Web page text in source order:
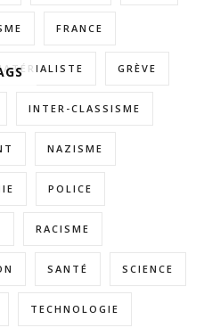
FRANCE
GRÈVE
INTER-CLASSISME
NAZISME
POLICE
RACISME
SANTÉ SCIENCE
TECHNOLOGIE